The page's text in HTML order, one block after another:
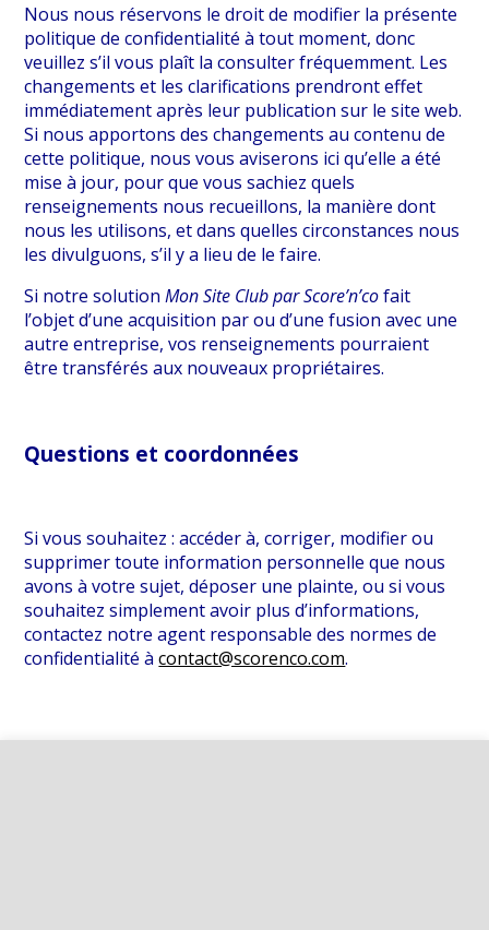
Nous nous réservons le droit de modifier la présente
politique de confidentialité à tout moment, donc
veuillez s’il vous plaît la consulter fréquemment. Les
changements et les clarifications prendront effet
immédiatement après leur publication sur le site web.
Si nous apportons des changements au contenu de
cette politique, nous vous aviserons ici qu’elle a été
mise à jour, pour que vous sachiez quels
renseignements nous recueillons, la manière dont
nous les utilisons, et dans quelles circonstances nous
les divulguons, s’il y a lieu de le faire.
Si notre solutionMon Site Club par Score’n’cofait
l’objet d’une acquisition par ou d’une fusion avec une
autre entreprise, vos renseignements pourraient
être transférés aux nouveaux propriétaires.
Questions et coordonnées
Si vous souhaitez : accéder à, corriger, modifier ou
supprimer toute information personnelle que nous
avons à votre sujet, déposer une plainte, ou si vous
souhaitez simplement avoir plus d’informations,
contactez notre agent responsable des normes de
confidentialité àcontact@scorenco.com.